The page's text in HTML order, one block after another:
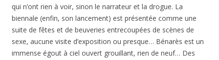
qui n’ont rien à voir, sinon le narrateur et la drogue. La
biennale (enfin, son lancement) est présentée comme une
suite de fêtes et de beuveries entrecoupées de scènes de
sexe, aucune visite d’exposition ou presque… Bénarès est un
immense égout à ciel ouvert grouillant, rien de neuf… Des